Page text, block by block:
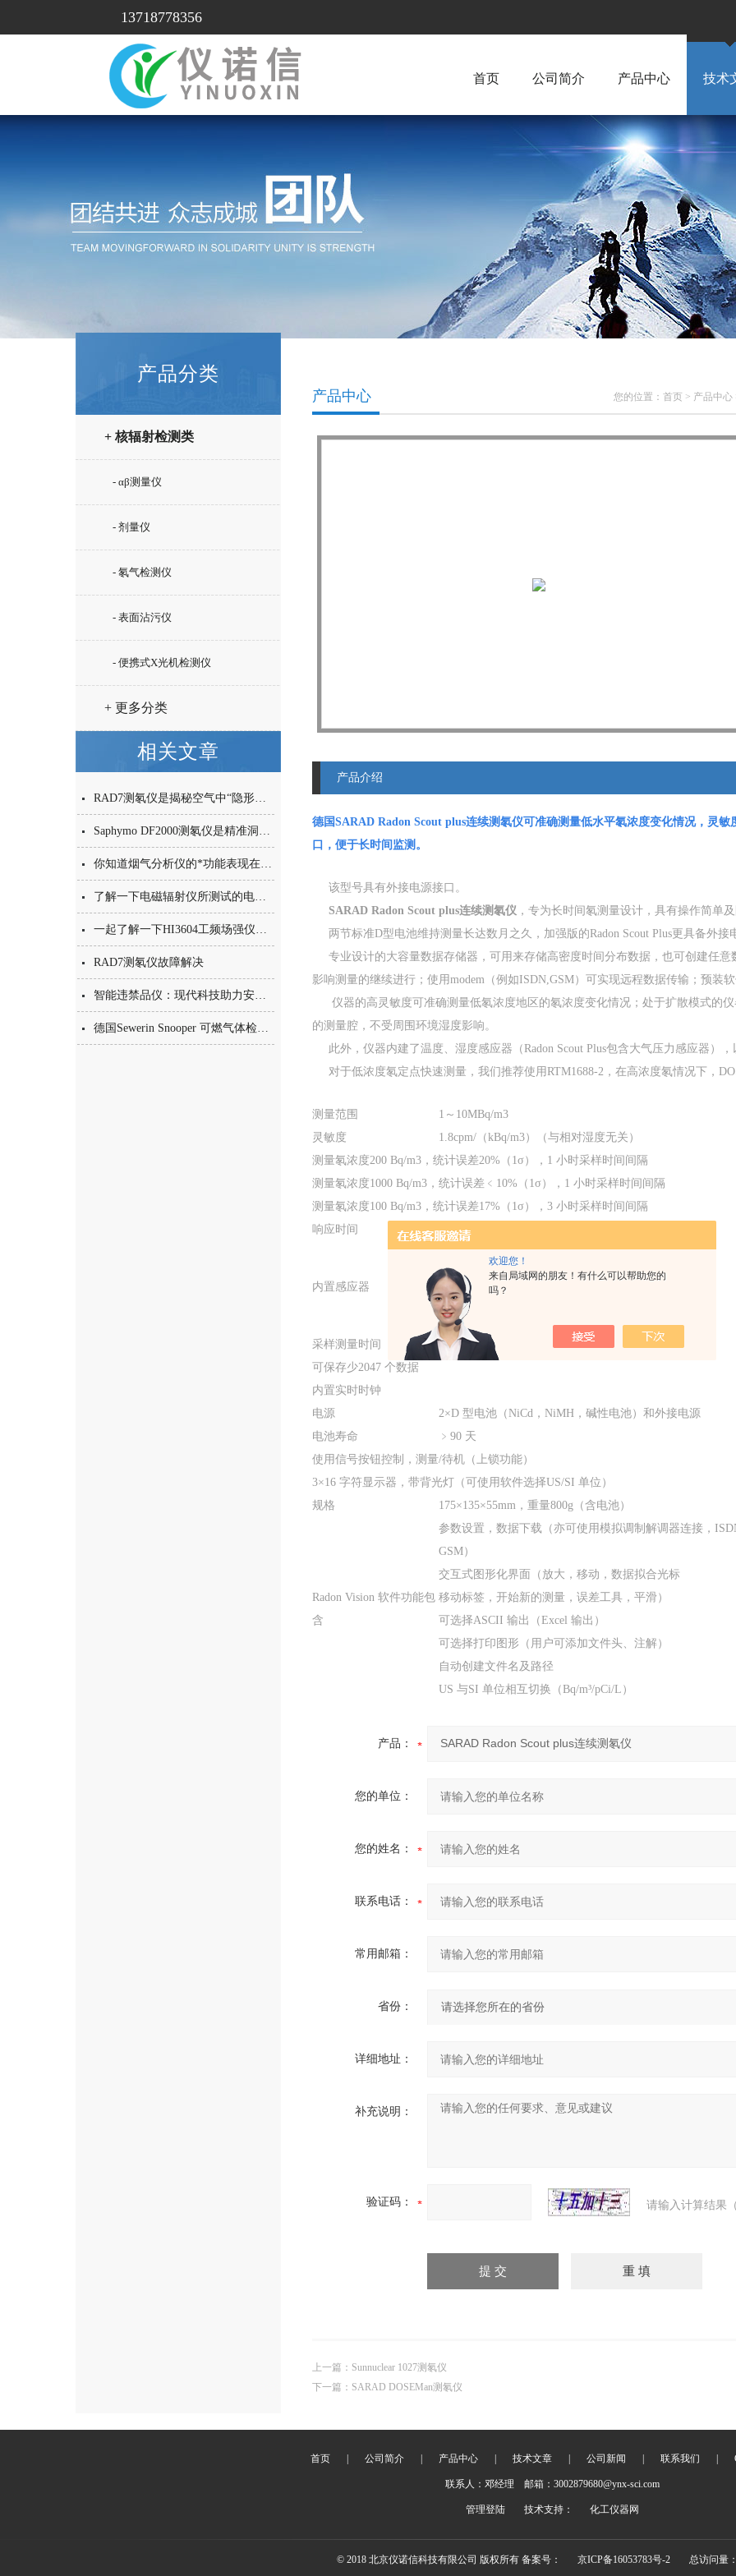
欢迎您！
来自局域网的朋友！有什么可以帮助您的
吗？
13718778356
首页 公司简介 产品中心 技术
产品分类
+ 核辐射检测类
- αβ测量仪
- 剂量仪
- 氡气检测仪
- 表面沾污仪
- 便携式X光机检测仪
+ 更多分类
相关文章
RAD7测氡仪是揭秘空气中“隐形杀手”的精准猎手
Saphymo DF2000测氡仪是精准洞察氡污染的全能猎手
你知道烟气分析仪的*功能表现在哪些方面么
了解一下电磁辐射仪所测试的电磁辐射的概念
一起了解一下HI3604工频场强仪的特点有哪些吧
RAD7测氡仪故障解决
智能违禁品仪：现代科技助力安全监管
德国Sewerin Snooper 可燃气体检测仪操作指南
您的位置： 首页 > 产品中心
产品中心
产品介绍
德国SARAD Radon Scout plus连续测氡仪可准确测量低水平氡浓度变化情况，灵
口，便于长时间监测。
该型号具有外接电源接口。
SARAD Radon Scout plus连续测氡仪 ，专为长时间氡测量设计，具有操作简单
两节标准D型电池维持测量长达数月之久，加强版的Radon Scout Plus更具备外
专业设计的大容量数据存储器，可用来存储高密度时间分布数据，也可创建任意
影响测量的继续进行；使用modem（例如ISDN,GSM）可实现远程数据传输；预装
仪器的高灵敏度可准确测量低氡浓度地区的氡浓度变化情况；处于扩散模式的
的测量腔，不受周围环境湿度影响。
此外，仪器内建了温度、湿度感应器（Radon Scout Plus包含大气压力感应器）
对于低浓度氡定点快速测量，我们推荐使用RTM1688-2，在高浓度氡情况下，
测量范围 1 ～ 10MBq/m3
灵敏度
1.8cpm/ （kBq/m3）（与相对湿度无关）
测量氡浓度200 Bq/m3 ，统计误差20% （ 1σ）， 1 小时采样时间间隔
测量氡浓度1000 Bq/m3 ，统计误差﹤ 10% （ 1σ）， 1 小时采样时间间隔
测量氡浓度100 Bq/m3 ，统计误差17% （ 1σ）， 3 小时采样时间间隔
响应时间
120分钟（
内置感应器
相对湿度（0…100%）
温度（
-20…40℃）
大气压力（ 800
位移感应器
采样测量时间
1～255分钟可调
可保存少2047 个数据
内置实时时钟
电源
2×D 型电池（NiCd ， NiMH ，碱性电池）和外接电源
电池寿命
﹥ 90 天
使用信号按钮控制，测量/待机（上锁功能）
3×16 字符显示器，带背光灯（可使用软件选择US/SI 单位）
规格
175×135×55mm ，重量800g （含电池）
Radon Vision 软件功能包
含
参数设置，数据下载（亦可使用模拟调制解调器连接，
GSM）
交互式图形化界面（放大，移动，数据拟合光标
移动标签，开始新的测量，误差工具，平滑）
可选择ASCII 输出（Excel 输出）
可选择打印图形（用户可添加文件头、注解）
自动创建文件名及路径
US 与SI 单位相互切换（Bq/m³/pCi/L ）
产品：
您的单位：
您的姓名：
联系电话：
常用邮箱：
省份：
详细地址：
补充说明：
验证码： 请输入计算结果
上一篇 ： Sunnuclear 1027测氡仪
下一篇 ： SARAD DOSEMan测氡仪
首页 公司简介 产品中心 技术文章 公司新闻 联系我们
联系人：邓经理 邮箱：3002879680@ynx-sci.com
管理登陆 技术支持： 化工仪器网
© 2018 北京仪诺信科技有限公司 版权所有 备案号： 京ICP备16053783号-2 总访问量